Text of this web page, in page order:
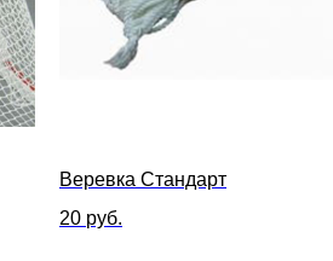
Веревка Стандарт
20 руб.